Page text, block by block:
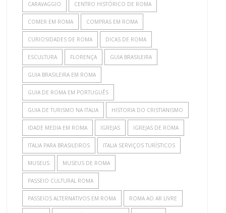
CARAVAGGIO CENTRO HISTÓRICO DE ROMA
COMER EM ROMA COMPRAS EM ROMA
CURIOSIDADES DE ROMA DICAS DE ROMA
ESCULTURA FLORENÇA GUIA BRASILEIRA
GUIA BRASILEIRA EM ROMA
GUIA DE ROMA EM PORTUGUÊS
GUIA DE TURISMO NA ITALIA HISTORIA DO CRISTIANISMO
IDADE MEDIA EM ROMA IGREJAS IGREJAS DE ROMA
ITALIA PARA BRASILEIROS ITALIA SERVIÇOS TURÍSTICOS
MUSEUS MUSEUS DE ROMA
PASSEIO CULTURAL ROMA
PASSEIOS ALTERNATIVOS EM ROMA ROMA AO AR LIVRE